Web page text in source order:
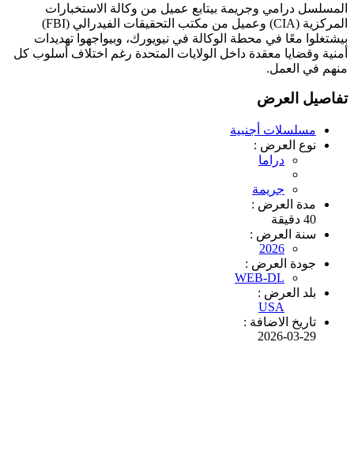
المسلسل درامي وجريمة بيتابع عميل من وكالة الاستخبارات
المركزية (CIA) وعميل من مكتب التحقيقات الفيدرالي (FBI)
بيشتغلوا معًا في محطة الوكالة في نيويورك، وبيواجهوا تهديدات
أمنية وقضايا معقدة داخل الولايات المتحدة رغم اختلاف أسلوب كل
منهم في العمل.
تفاصيل العرض
مسلسلات أجنبية
نوع العرض :
دراما
جريمة
مدة العرض :
40 دقيقة
سنة العرض :
2026
جودة العرض :
WEB-DL
بلد العرض :
USA
تاريخ الاضافة :
2026-03-29